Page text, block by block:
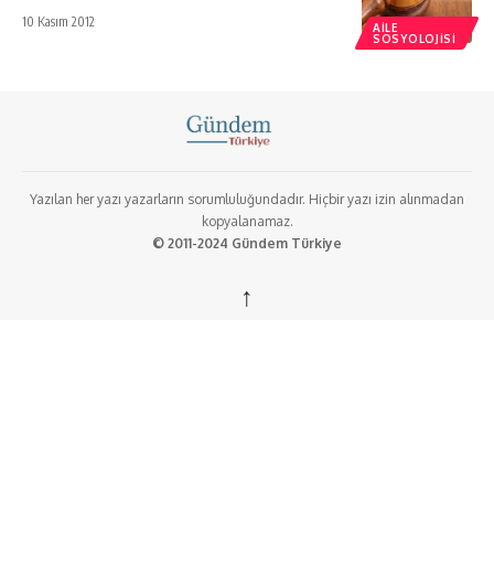
AILE
SOSYOLOJISI
10 Kasım 2012
Yazılan her yazı yazarların sorumluluğundadır. Hiçbir yazı izin alınmadan
kopyalanamaz.
© 2011-2024 Gündem Türkiye
↑